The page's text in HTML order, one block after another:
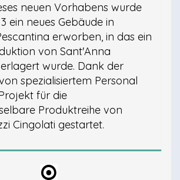
neuen Vorhabens wurde
ein neues Gebäude in
erworben, in das ein
von Sant'Anna
wurde. Dank der
spezialisiertem Personal
für die
Produktreihe von
Cingolati gestartet.